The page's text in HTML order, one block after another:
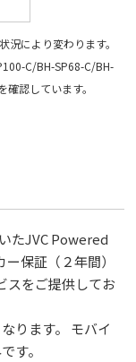
により変わります。
C/BH-SP68-C/BH-
認しています。
たJVC Powered
保証（２年間）
スをご提供してお
ります。 モバイ
す。